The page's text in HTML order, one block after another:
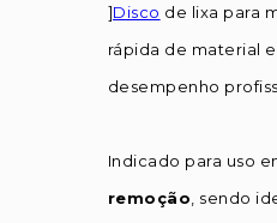
]Disco de lixa para
rápida de material
desempenho
Indicado para uso
remoção , sendo